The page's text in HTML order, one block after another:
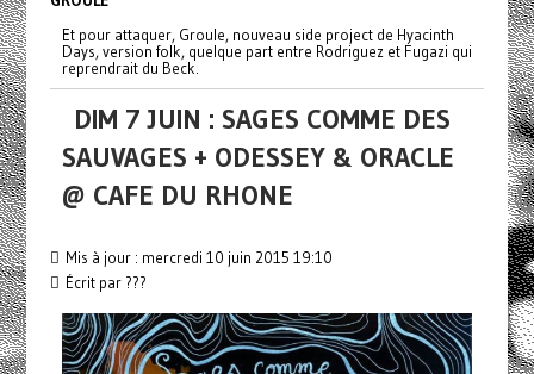
Et pour attaquer, Groule, nouveau side project de Hyacinth
Days, version folk, quelque part entre Rodriguez et Fugazi qui
reprendrait du Beck.
DIM 7 JUIN : SAGES COMME DES
SAUVAGES + ODESSEY & ORACLE
@ CAFE DU RHONE
Mis à jour : mercredi 10 juin 2015 19:10
Écrit par ???